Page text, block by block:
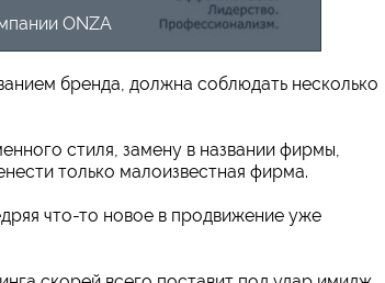
ONZA
бренда, должна соблюдать несколько
стиля, замену в названии фирмы,
только малоизвестная фирма.
что-то новое в продвижение уже